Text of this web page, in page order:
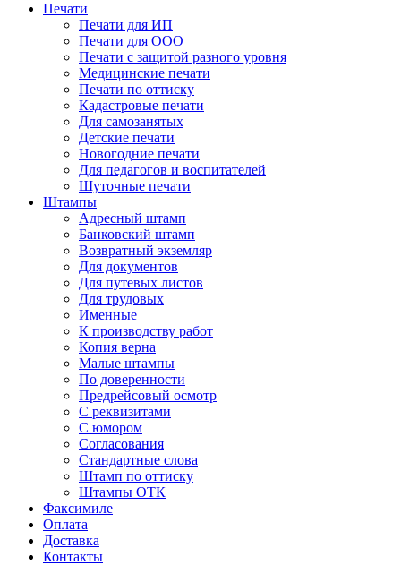
Печати
Печати для ИП
Печати для ООО
Печати с защитой разного уровня
Медицинские печати
Печати по оттиску
Кадастровые печати
Для самозанятых
Детские печати
Новогодние печати
Для педагогов и воспитателей
Шуточные печати
Штампы
Адресный штамп
Банковский штамп
Возвратный экземляр
Для документов
Для путевых листов
Для трудовых
Именные
К производству работ
Копия верна
Малые штампы
По доверенности
Предрейсовый осмотр
С реквизитами
С юмором
Согласования
Стандартные слова
Штамп по оттиску
Штампы ОТК
Факсимиле
Оплата
Доставка
Контакты